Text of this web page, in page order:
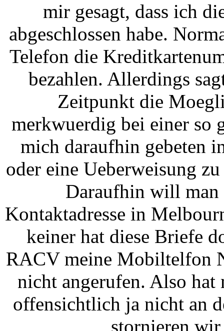
mir gesagt, dass ich
abgeschlossen habe.
Telefon die
bezahlen. Allerdings
Zeitpunkt die
merkwuerdig bei einer so
mich daraufhin gebeten
oder eine Ueberweisung
Daraufhin will
Kontaktadresse in
keiner hat diese Briefe
RACV meine Mobiltelfon
nicht angerufen. Also hat
offensichtlich ja nicht an
stornieren